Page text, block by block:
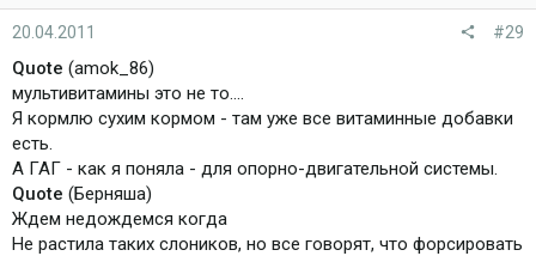
20.04.2011 #29
Quote (amok_86)
мультивитамины это не то....
Я кормлю сухим кормом - там уже все витаминные добавки
есть.
А ГАГ - как я поняла - для опорно-двигательной системы.
Quote (Берняша)
Ждем недождемся когда
Не растила таких слоников, но все говорят, что форсировать